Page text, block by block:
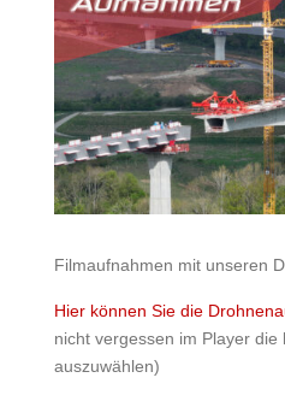
Filmaufnahmen mit unseren
Hier können Sie die
nicht vergessen im Player die
auszuwählen)